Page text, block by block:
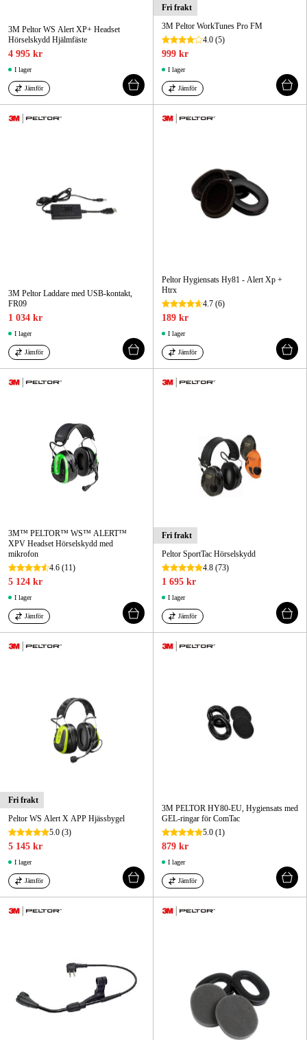
3M Peltor WS Alert XP+ Headset
Hörselskydd Hjälmfäste
4 995 kr
I lager
Jämför
Fri frakt
3M Peltor WorkTunes Pro FM
4.0 (5)
999 kr
I lager
Jämför
3M Peltor Laddare med USB-kontakt,
FR09
1 034 kr
I lager
Jämför
Peltor Hygiensats Hy81 - Alert Xp +
Htrx
4.7 (6)
189 kr
I lager
Jämför
3M™ PELTOR™ WS™ ALERT™
XPV Headset Hörselskydd med
mikrofon
4.6 (11)
5 124 kr
I lager
Jämför
Fri frakt
Peltor SportTac Hörselskydd
4.8 (73)
1 695 kr
I lager
Jämför
Fri frakt
Peltor WS Alert X APP Hjässbygel
5.0 (3)
5 145 kr
I lager
Jämför
3M PELTOR HY80-EU, Hygiensats med
GEL-ringar för ComTac
5.0 (1)
879 kr
I lager
Jämför